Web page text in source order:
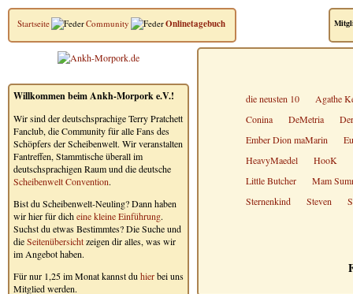
Startseite Community Onlinetagebuch
Willkommen beim Ankh-Morpork e.V.!
Wir sind der deutschsprachige Terry Pratchett
Fanclub, die Community für alle Fans des
Schöpfers der Scheibenwelt. Wir veranstalten
Fantreffen, Stammtische überall im
deutschsprachigen Raum und die deutsche
Scheibenwelt Convention.
Bist du Scheibenwelt-Neuling? Dann haben
wir hier für dicheine kleine Einführung.
Suchst du etwas Bestimmtes? Die Suche und
dieSeitenübersichtzeigen dir alles, was wir
im Angebot haben.
Für nur 1,25 im Monat kannst du hierbei uns
Mitglied werden.
die neusten 10
Agathe
Conina
DeMetria
Ember Dion maMarin
HeavyMaedel
HooK
Little Butcher
Mam
Sternenkind
Steven